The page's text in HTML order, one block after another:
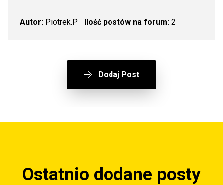
Autor: Piotrek.P Ilość postów na forum:2
Dodaj Post
Ostatnio dodane posty